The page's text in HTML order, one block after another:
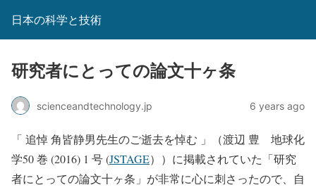
日本の科学と技術
研究者にとっての論文十ヶ条
scienceandtechnology.jp 6 years ago
「 追悼 角皆静男先生のご逝去を悼む 」（渡辺 豊 地球化
学50 巻 (2016) 1 号 (JSTAGE））に掲載されていた「研究
者にとっての論文十ヶ条」が非常に心に刺さったので、自